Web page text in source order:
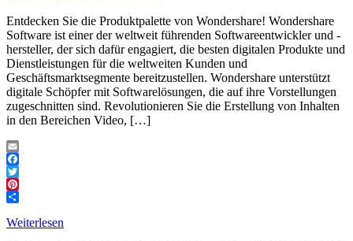
Entdecken Sie die Produktpalette von Wondershare! Wondershare
Software ist einer der weltweit führenden Softwareentwickler und -
hersteller, der sich dafür engagiert, die besten digitalen Produkte und
Dienstleistungen für die weltweiten Kunden und
Geschäftsmarktsegmente bereitzustellen. Wondershare unterstützt
digitale Schöpfer mit Softwarelösungen, die auf ihre Vorstellungen
zugeschnitten sind. Revolutionieren Sie die Erstellung von Inhalten
in den Bereichen Video, […]
Email
Facebook
Twitter
Pinterest
Weiterlesen